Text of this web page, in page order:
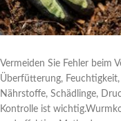
Vermeiden Sie Fehler beim
Überfütterung,
Nährstoffe, Schädlinge,
Kontrolle ist